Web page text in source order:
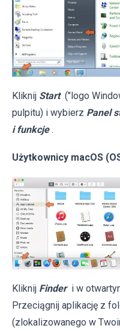
Kliknij Start ("logo
pulpitu) i wybierz Panel
i funkcje .
Użytkownicy macOS
Kliknij Finder i w
Przeciągnij aplikację z
(zlokalizowanego w